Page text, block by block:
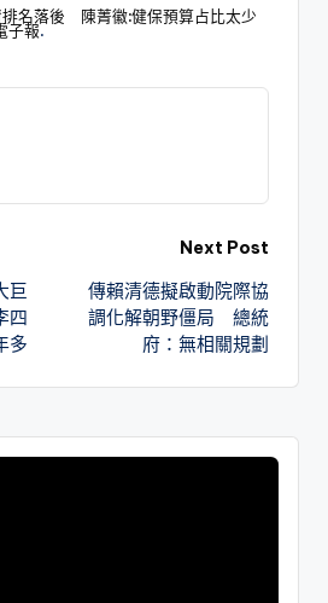
排名落後 陳菁徽:健保預算占比太少
子報.
巨
四
多
Next Post
傳賴清德擬啟動院際協
調化解朝野僵局 總統
府：無相關規劃